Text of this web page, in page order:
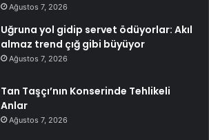
Ağustos 7, 2026
Uğruna yol gidip servet ödüyorlar: Akıl
almaz trend çığ gibi büyüyor
Ağustos 7, 2026
Tan Taşçı’nın Konserinde Tehlikeli
Anlar
Ağustos 7, 2026